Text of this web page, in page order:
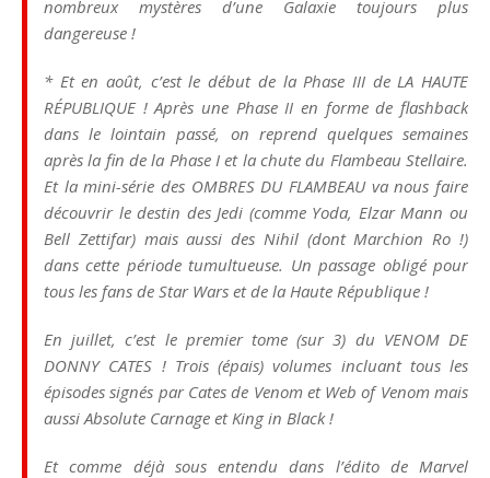
nombreux mystères d’une Galaxie toujours plus
dangereuse !
* Et en août, c’est le début de la Phase III de LA HAUTE
RÉPUBLIQUE !Après une Phase II en forme de flashback
dans le lointain passé, on reprend quelques semaines
après la fin de la Phase I et la chute du Flambeau Stellaire.
Et la mini-série des OMBRES DU FLAMBEAU va nous faire
découvrir le destin des Jedi (comme Yoda, Elzar Mann ou
Bell Zettifar) mais aussi des Nihil (dont Marchion Ro !)
dans cette période tumultueuse. Un passage obligé pour
tous les fans de Star Wars et de la Haute République !
En juillet, c’est le premier tome (sur 3) du VENOM DE
DONNY CATES !Trois (épais) volumes incluant tous les
épisodes signés par Cates de Venom et Web of Venom mais
aussi Absolute Carnage et King in Black !
Et comme déjà sous entendu dans l’édito de Marvel